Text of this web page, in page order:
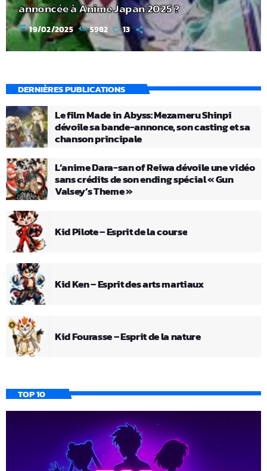
annoncée à Anime Japan 2025 ?
today 19/02/2025 5982 13
DERNIÈRES PUBLICATIONS
Le film Made in Abyss: Mezameru Shinpi
dévoile sa bande-annonce, son casting et sa
chanson principale
L’anime Dara-san of Reiwa dévoile une vidéo
sans crédits de son ending spécial « Gun
Valsey’s Theme »
Kid Pilote – Esprit de la course
Kid Ken – Esprit des arts martiaux
Kid Fourasse – Esprit de la nature
TOP 10